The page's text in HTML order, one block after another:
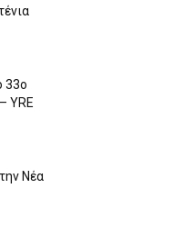
33ο
YRE
Νέα